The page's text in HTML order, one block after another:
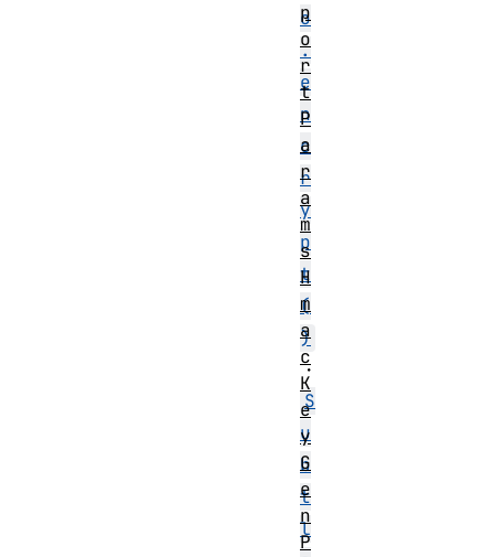
o
.
e
n
c
r
y
p
t
(
)
・
S
u
b
t
l
p
o
r
t
P
a
r
a
m
s
H
m
a
c
K
e
y
G
e
n
P